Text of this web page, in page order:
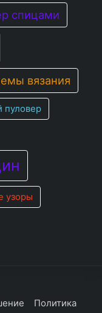
спицами
вязания
пуловер
узоры
Политика